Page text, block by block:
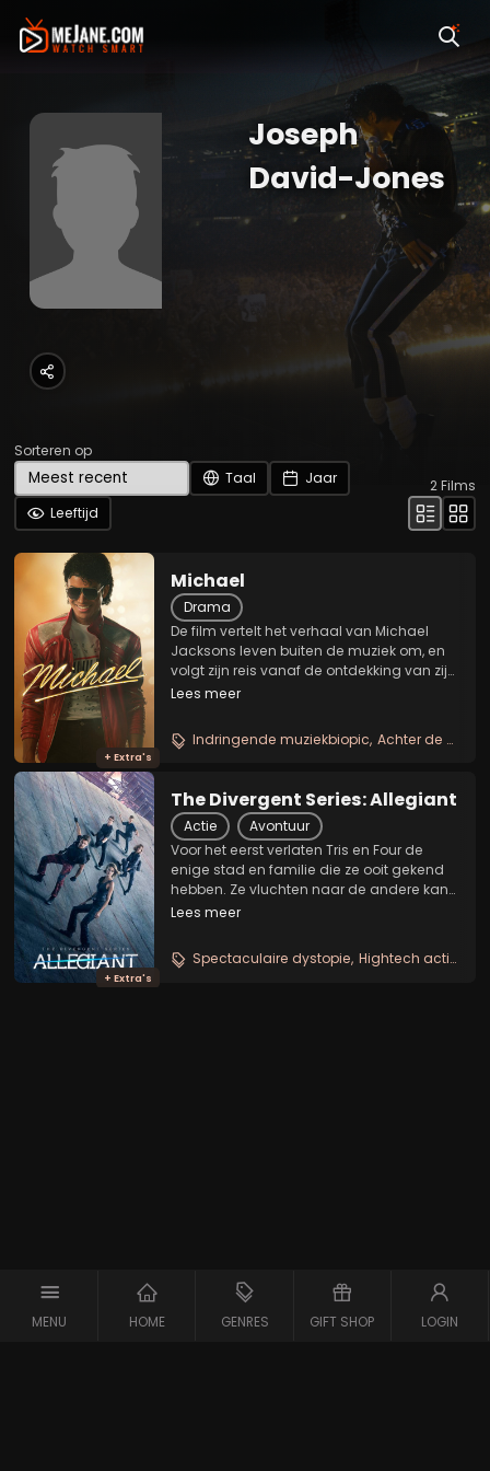
MENU HOME GENRES GIFT SHOP LOGIN
Joseph
David-Jones
Sorteren op
Taal
Jaar
Leeftijd
2Films
+ Extra's
Michael
Drama
De film vertelt het verhaal van Michael
Jacksons leven buiten de muziek om, en
volgt zijn reis vanaf de ontdekking van zijn
buitengewone talent als frontman van de
met zijn creatieve ambitie vastberaden...
Lees meer
Indringende muziekbiopic Achter de schermen
+ Extra's
The Divergent Series: Allegiant
Actie
Avontuur
Voor het eerst verlaten Tris en Four de
enige stad en familie die ze ooit gekend
hebben. Ze vluchten naar de andere kant
van de muur die Chicago omringt. Wat ze
dachten te weten. Wanneer ook in deze...
Lees meer
Spectaculaire dystopie Hightech actie